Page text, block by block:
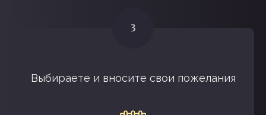
Выбираете и вносите свои пожелания